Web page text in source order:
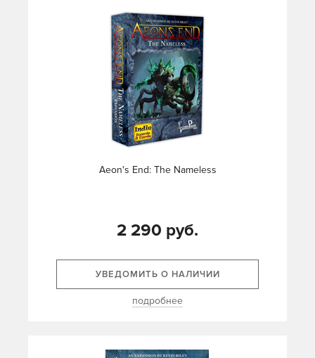
Aeon's End: The Nameless
2 290 руб.
УВЕДОМИТЬ О НАЛИЧИИ
подробнее